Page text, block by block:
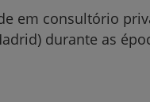
+CUF
em consultório
durante as